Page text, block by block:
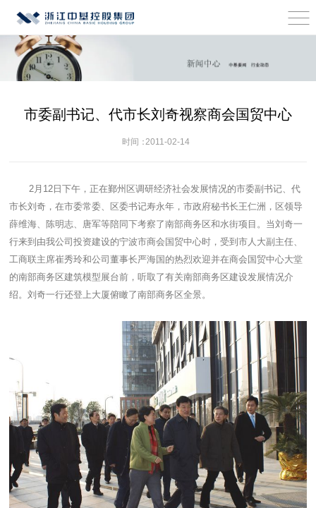
市委副书记、代市长刘奇视察商会国贸中心
时间：2011-02-14
2月12日下午，正在鄞州区调研经济社会发展情况的市委副书记、代
市长刘奇，在市委常委、区委书记寿永年，市政府秘书长王仁洲，区领导
薛维海、陈明志、唐军等陪同下考察了南部商务区和水街项目。当刘奇一
行来到由我公司投资建设的宁波市商会国贸中心时，受到市人大副主任、
工商联主席崔秀玲和公司董事长严海国的热烈欢迎并在商会国贸中心大堂
的南部商务区建筑模型展台前，听取了有关南部商务区建设发展情况介
绍。刘奇一行还登上大厦俯瞰了南部商务区全景。